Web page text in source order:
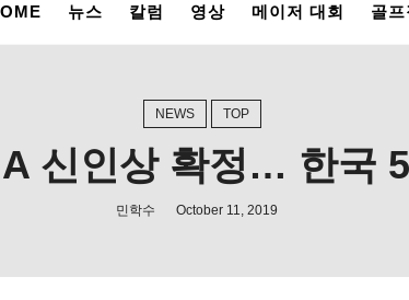
뉴스 칼럼 영상 메이저 대회 골프
NEWS TOP
신인상 확정… 한국
민학수 October 11, 2019